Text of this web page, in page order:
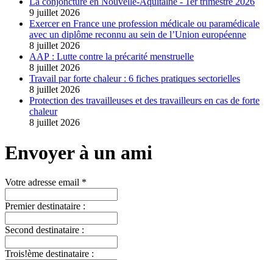
9 juillet 2026
Exercer en France une profession médicale ou paramédicale
avec un diplôme reconnu au sein de l’Union européenne
8 juillet 2026
AAP : Lutte contre la précarité menstruelle
8 juillet 2026
Travail par forte chaleur : 6 fiches pratiques sectorielles
8 juillet 2026
Protection des travailleuses et des travailleurs en cas de forte
chaleur
8 juillet 2026
Envoyer à un ami
Votre adresse email *
Premier destinataire :
Second destinataire :
Trois!ème destinataire :